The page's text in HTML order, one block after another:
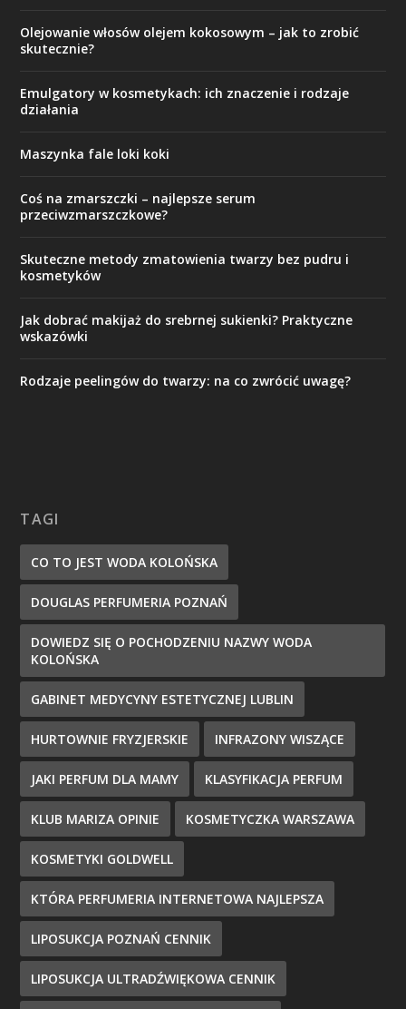
Olejowanie włosów olejem kokosowym – jak to zrobić
skutecznie?
Emulgatory w kosmetykach: ich znaczenie i rodzaje
działania
Maszynka fale loki koki
Coś na zmarszczki – najlepsze serum
przeciwzmarszczkowe?
Skuteczne metody zmatowienia twarzy bez pudru i
kosmetyków
Jak dobrać makijaż do srebrnej sukienki? Praktyczne
wskazówki
Rodzaje peelingów do twarzy: na co zwrócić uwagę?
TAGI
CO TO JEST WODA KOLOŃSKA
DOUGLAS PERFUMERIA POZNAŃ
DOWIEDZ SIĘ O POCHODZENIU NAZWY WODA
KOLOŃSKA
GABINET MEDYCYNY ESTETYCZNEJ LUBLIN
HURTOWNIE FRYZJERSKIE INFRAZONY WISZĄCE
JAKI PERFUM DLA MAMY KLASYFIKACJA PERFUM
KLUB MARIZA OPINIE KOSMETYCZKA WARSZAWA
KOSMETYKI GOLDWELL
KTÓRA PERFUMERIA INTERNETOWA NAJLEPSZA
LIPOSUKCJA POZNAŃ CENNIK
LIPOSUKCJA ULTRADŹWIĘKOWA CENNIK